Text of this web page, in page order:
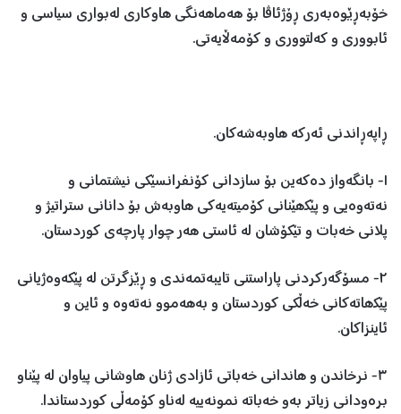
خۆبەڕێوەبەری ڕۆژئاڤا بۆ ھەماھەنگی ھاوکاری لەبواری سیاسی و
ئابووری و کەلتووری و کۆمەڵایەتی.
ڕاپەڕاندنی ئەرکە ھاوبەشەکان.
١- بانگەواز دەکەین بۆ سازدانی کۆنفرانسێکی نیشتمانی و
نەتەوەیی و پێکھێنانی کۆمیتەیەکی ھاوبەش بۆ دانانی ستراتیژ و
پلانی خەبات و تێکۆشان لە ئاستی ھەر چوار پارچەی کوردستان.
٢- مسۆگەرکردنی پاراستنی تایبەتمەندی و ڕێزگرتن لە پێکەوەژیانی
پێکھاتەکانی خەڵکی کوردستان و بەھەموو نەتەوە و ئاین و
ئاینزاکان.
٣- نرخاندن و ھاندانی خەباتی ئازادی ژنان ھاوشانی پیاوان لە پێناو
برەودانی زیاتر بەو خەباتە نمونەییە لەناو کۆمەڵی کوردستاندا.